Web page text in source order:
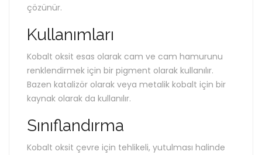
çözünür.
Kullanımları
Kobalt oksit esas olarak cam ve cam hamurunu
renklendirmek için bir pigment olarak kullanılır.
Bazen katalizör olarak veya metalik kobalt için bir
kaynak olarak da kullanılır.
Sınıflandırma
Kobalt oksit çevre için tehlikeli, yutulması halinde